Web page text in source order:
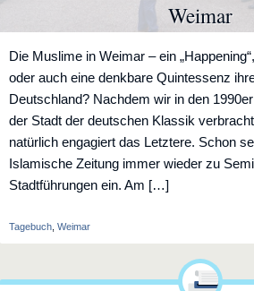
Weimar
Die Muslime in Weimar – ein
oder auch eine denkbare Quintessenz
Deutschland? Nachdem wir in den
der Stadt der deutschen Klassik
natürlich engagiert das Letztere. Schon
Islamische Zeitung immer wieder zu
Stadtführungen ein. Am […]
Tagebuch, Weimar